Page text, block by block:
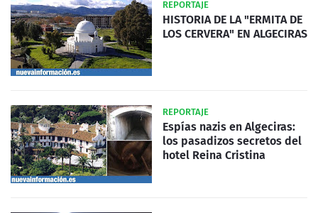
REPORTAJE
HISTORIA DE LA "ERMITA DE
LOS CERVERA" EN ALGECIRAS
REPORTAJE
Espías nazis en Algeciras:
los pasadizos secretos del
hotel Reina Cristina